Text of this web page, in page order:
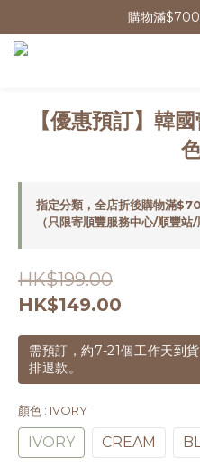
購物滿
【優惠預訂】韓
色
指定分類，全店折後購物滿
（只限寄順豐服務中心/順豐站/
HK$199.00
HK$149.00
需預訂，約7-21個工作天到
排退款。
顏色 : IVORY
IVORY CREAM